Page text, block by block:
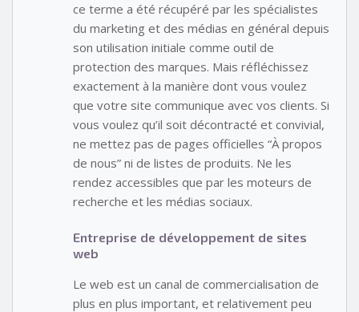
ce terme a été récupéré par les spécialistes
du marketing et des médias en général depuis
son utilisation initiale comme outil de
protection des marques. Mais réfléchissez
exactement à la manière dont vous voulez
que votre site communique avec vos clients. Si
vous voulez qu’il soit décontracté et convivial,
ne mettez pas de pages officielles “À propos
de nous” ni de listes de produits. Ne les
rendez accessibles que par les moteurs de
recherche et les médias sociaux.
Entreprise de développement de sites
web
Le web est un canal de commercialisation de
plus en plus important, et relativement peu